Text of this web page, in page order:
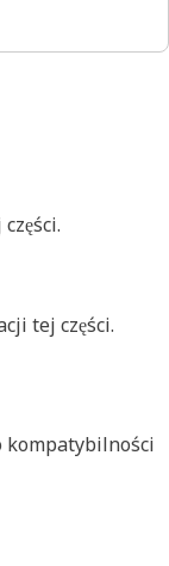
tej części.
kompatybilności